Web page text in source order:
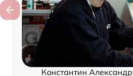
Константин